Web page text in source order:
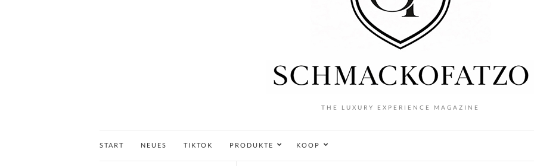
THE LUXURY EXPERIENCE MAGAZINE
START NEUES TIKTOK PRODUKTE KOOP